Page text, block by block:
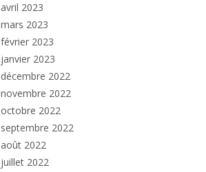
avril 2023
mars 2023
février 2023
janvier 2023
décembre 2022
novembre 2022
octobre 2022
septembre 2022
août 2022
juillet 2022